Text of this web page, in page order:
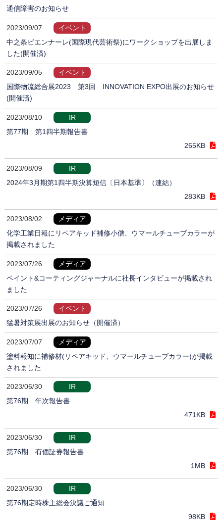
通信障害のお知らせ
2023/09/07
イベント
中之条ビエンナーレ(国際現代芸術祭)にワークショップを出展しま
した(開催済)
2023/09/05
イベント
国際物流総合展2023 第3回 INNOVATION EXPO出展のお知らせ
(開催済)
2023/08/10
IR
第77期 第1四半期報告書
265KB
2023/08/09
IR
2024年3月期第1四半期決算短信〔日本基準〕（連結）
283KB
2023/08/02
メディア
化学工業日報にリペアキッド補修小僧、ウマールチューブカラーが
掲載されました
2023/07/26
メディア
ペイント&コーティングジャーナルに社長インタビューが掲載され
ました
2023/07/26
イベント
猛暑対策展出展のお知らせ（開催済）
2023/07/07
メディア
塗料報知に補修材(リペアキッド、ウマールチューブカラー)が掲載
されました
2023/06/30
IR
第76期 年次報告書
471KB
2023/06/30
IR
第76期 有価証券報告書
1MB
2023/06/30
IR
第76期定時株主総会決議ご通知
98KB